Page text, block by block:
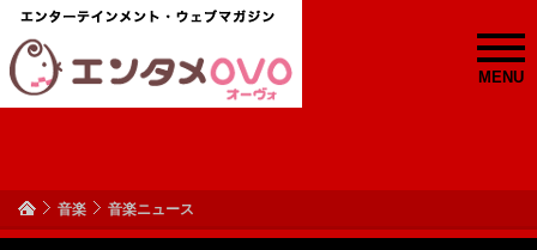
MENU
音楽 音楽ニュース